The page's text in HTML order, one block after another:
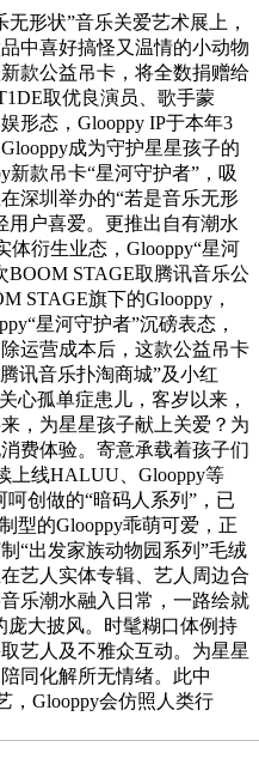
形状”音乐关爱艺术展上，
中喜好搞怪又温情的小动物
款公益吊卡，将全数捐赠给
取优良演员、歌手蒙
形态，Glooppy IP于本年3
成为守护星星孩子的
新款吊卡“星河守护者”，吸
深圳举办的“若是音乐无形
用户喜爱。更推出自有潮水
体衍生业态，Glooppy“星河
BOOM STAGE取腾讯音乐公
STAGE旗下的Glooppy，
星河守护者”沉磅表态，
运营成本后，这款公益吊卡
讯音乐扑淘商城”及小红
心孤单症患儿，客岁以来，
，为星星孩子献上关爱？为
费体验。寄意承载着孩子们
上线HALUU、Glooppy等
创做的“暗码人系列”，已
型的Glooppy乖萌可爱，正
“出发家族动物园系列”毛绒
艺人实体专辑、艺人周边合
乐潮水融入日常，一路绘就
庞大披风。时髦糊口体例持
艺人及不雅众互动。为星星
同化解所无情绪。此中
，Glooppy会仿照人类行